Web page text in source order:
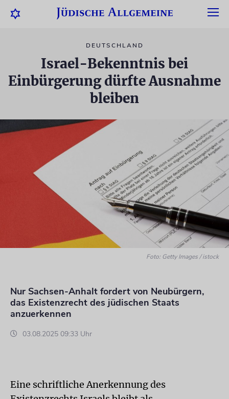
DEUTSCHLAND
Israel-Bekenntnis bei
Einbürgerung dürfte Ausnahme
bleiben
Foto: Getty Images / istock
Nur Sachsen-Anhalt fordert von Neubürgern,
das Existenzrecht des jüdischen Staats
anzuerkennen
03.08.2025 09:33 Uhr
Eine schriftliche Anerkennung des